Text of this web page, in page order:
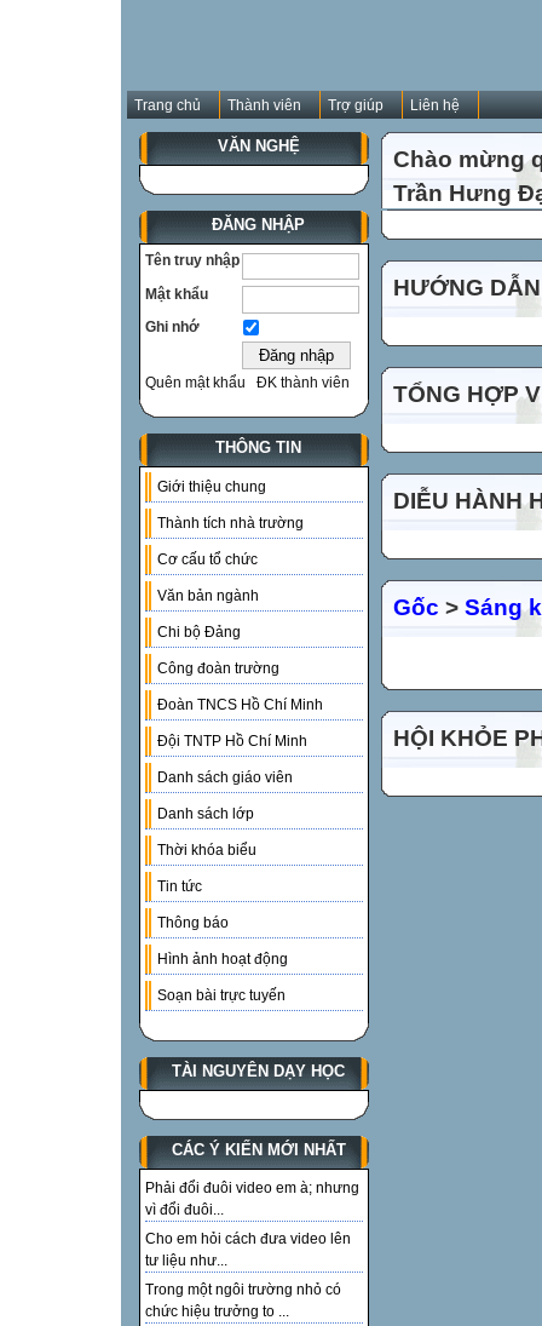
Trang chủ Thành viên Trợ giúp Liên hệ
VĂN NGHỆ
ĐĂNG NHẬP
Tên truy nhập
Mật khẩu
Ghi nhớ
Quên mật khẩu ĐK thành viên
THÔNG TIN
Giới thiệu chung
Thành tích nhà trường
Cơ cấu tổ chức
Văn bản ngành
Chi bộ Đảng
Công đoàn trường
Đoàn TNCS Hồ Chí Minh
Đội TNTP Hồ Chí Minh
Danh sách giáo viên
Danh sách lớp
Thời khóa biểu
Tin tức
Thông báo
Hình ảnh hoạt động
Soạn bài trực tuyến
TÀI NGUYÊN DẠY HỌC
CÁC Ý KIẾN MỚI NHẤT
Phải đổi đuôi video em à; nhưng
vì đổi đuôi...
Cho em hỏi cách đưa video lên
tư liệu như...
Trong một ngôi trường nhỏ có
chức hiệu trưởng to ...
Chào mừng
Trần Hưng
HƯỚNG
TỔNG HỢP
DIỄU HÀNH
Gốc > Sáng
HỘI KHỎE